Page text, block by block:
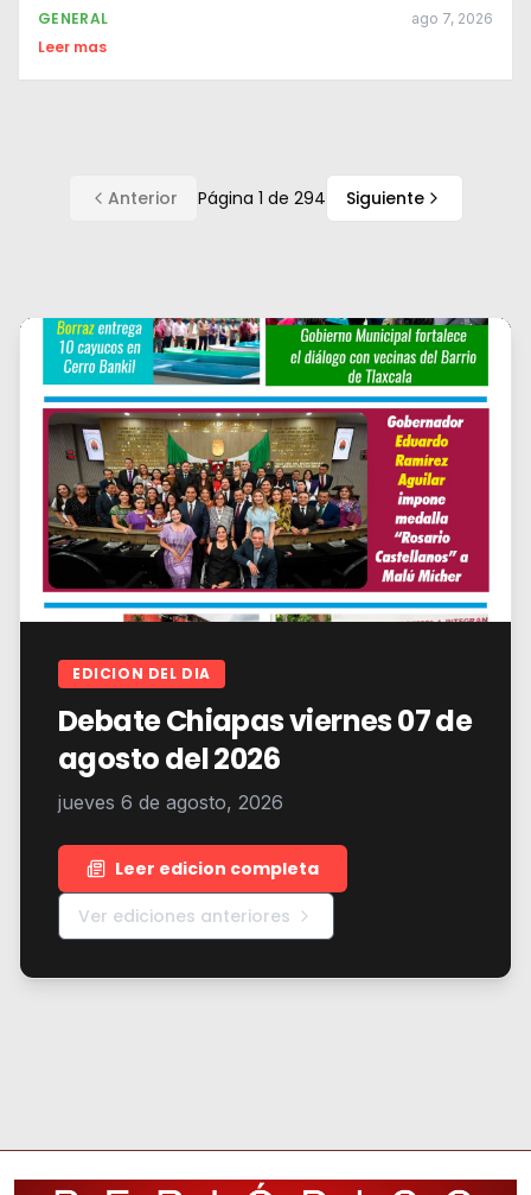
GENERAL ago 7, 2026
Leer mas
Anterior Página 1 de 294 Siguiente
EDICION DEL DIA
Debate Chiapas viernes 07 de
agosto del 2026
jueves 6 de agosto, 2026
Leer edicion completa
Ver ediciones anteriores